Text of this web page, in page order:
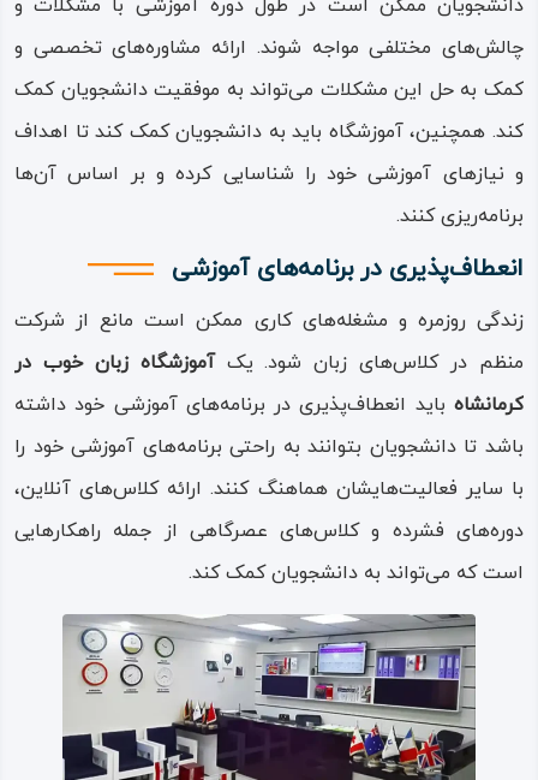
دانشجویان ممکن است در طول دوره آموزشی با مشکلات و
چالش‌های مختلفی مواجه شوند‌‌. ارائه مشاوره‌های تخصصی و
کمک به حل این مشکلات‌ ‌‌می‌‌‌تواند به موفقیت دانشجویان کمک
کند‌‌. همچنین، آموزشگاه باید به دانشجویان کمک کند تا اهداف
و نیازهای آموزشی خود را شناسایی کرده و بر اساس آن‌ها
برنامه‌ریزی کنند‌‌.
انعطاف‌پذیری در برنامه‌های آموزشی
زندگی روزمره و مشغله‌های کاری ممکن است مانع از شرکت
منظم در کلاس‌های زبان شود‌‌. یکآموزشگاه زبان خوب در
کرمانشاه باید انعطاف‌پذیری در برنامه‌های آموزشی خود داشته
باشد تا دانشجویان بتوانند به راحتی برنامه‌های آموزشی خود را
با سایر فعالیت‌هایشان هماهنگ کنند‌‌. ارائه کلاس‌های آنلاین،
دوره‌های فشرده و کلاس‌های عصرگاهی از جمله راهکارهایی
است که‌ ‌‌می‌‌‌تواند به دانشجویان کمک کند‌‌.